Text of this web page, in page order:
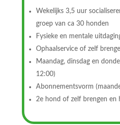
Wekelijks 3,5 uur
groep van ca 30 honden
Fysieke en mentale
Ophaalservice of zelf
Maandag, dinsdag en
12:00)
Abonnementsvorm
2e hond of zelf brengen en